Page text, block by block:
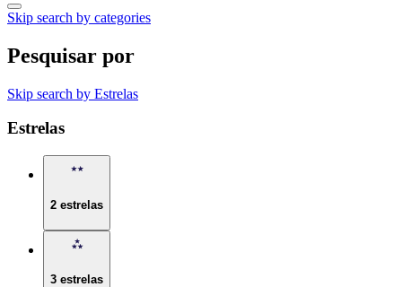
Skip search by categories
Pesquisar por
Skip search by Estrelas
Estrelas
2 estrelas
3 estrelas